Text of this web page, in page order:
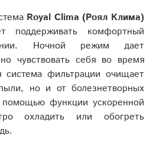
Royal Clima (Роял Клима)
поддерживать комфортный
Ночной режим дает
чувствовать себя во время
система фильтрации очищает
но и от болезнетворных
функции ускоренной
охладить или обогреть